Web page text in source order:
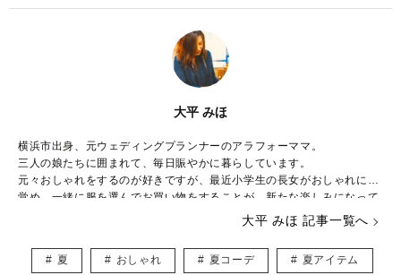
大平 みほ
横浜市出身、元ウェディングプランナーのアラフォーママ。
三人の娘たちに囲まれて、毎日賑やかに暮らしています。
元々おしゃれをするのが好きですが、最近小学生の長女がおしゃれに目
覚め、一緒に服を選んでお買い物をすることが、新たな楽しみになって
イベントを考え、全力で楽しんでいます。
やりたいことがたくさんありすぎて、毎日時間が足りないのがちょっと
大平 みほ 記事一覧へ
夏 おしゃれ 夏コーデ 夏アイテム